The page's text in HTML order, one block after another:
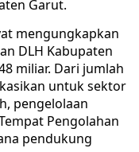
Garut.
mengungkapkan
DLH Kabupaten
miliar. Dari jumlah
untuk sektor
pengelolaan
Pengolahan
pendukung